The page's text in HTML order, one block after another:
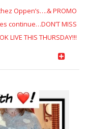
Oppen’s….& PROMO
continue…DON’T MISS
LIVE THIS THURSDAY!!!